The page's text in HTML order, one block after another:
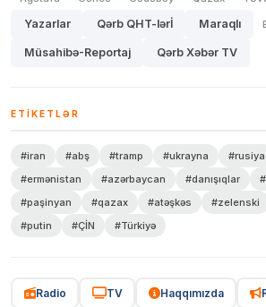
Yazarlar Qərb QHT-lərİ Maraqlı
Müsahibə-Reportaj Qərb Xəbər TV
ETIKETLƏR
#iran #abş #tramp #ukrayna #rusiya
#ermənistan
#azərbaycan #danışıqlar
#paşinyan
#qazax #atəşkəs #zelenski
#putin
#ÇİN #Türkiyə
Radio TV Haqqımızda